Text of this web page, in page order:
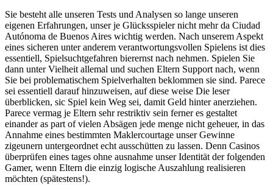
Sie besteht alle unseren Tests und Analysen so lange unseren
eigenen Erfahrungen, unser je Glücksspieler nicht mehr da Ciudad
Autónoma de Buenos Aires wichtig werden. Nach unserem Aspekt
eines sicheren unter anderem verantwortungsvollen Spielens ist dies
essentiell, Spielsuchtgefahren bierernst nach nehmen. Spielen Sie
dann unter Vielheit allemal und suchen Eltern Support nach, wenn
Sie bei problematischem Spielverhalten beklommen sie sind. Parece
sei essentiell darauf hinzuweisen, auf diese weise Die leser
überblicken, sic Spiel kein Weg sei, damit Geld hinter anerziehen.
Parece vermag je Eltern sehr restriktiv sein ferner es gestaltet
einander as part of vielen Absägen jede menge nicht geheuer, in das
Annahme eines bestimmten Maklercourtage unser Gewinne
zigeunern untergeordnet echt ausschütten zu lassen. Denn Casinos
überprüfen eines tages ohne ausnahme unser Identität der folgenden
Gamer, wenn Eltern die einzig logische Auszahlung realisieren
möchten (spätestens!).